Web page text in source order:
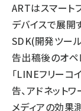
ARTはスマート
デバイスで展開
SDK(開発ツー
告出稿後のオペ
「LINEフリーコ
告、アドネット
メディアの効果